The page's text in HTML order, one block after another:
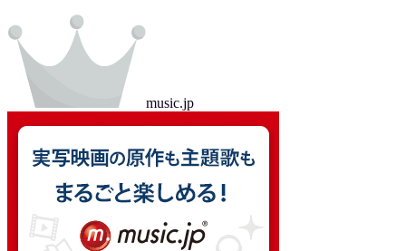
music.jp